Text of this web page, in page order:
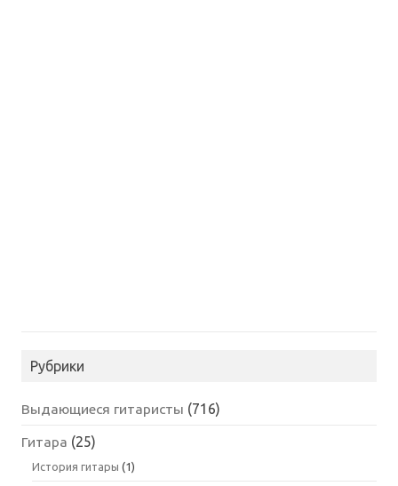
Рубрики
Выдающиеся гитаристы (716)
Гитара (25)
История гитары (1)